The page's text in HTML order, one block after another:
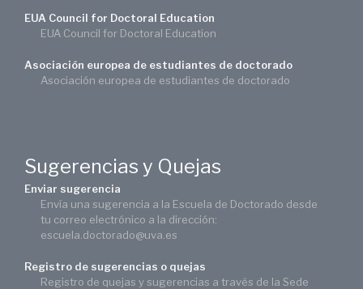
EUA Council for Doctoral Education
EUA Council for Doctoral Education
Asociación europea de estudiantes de doctorado
Asociación europea de estudiantes de doctorado
Sugerencias y Quejas
Enviar sugerencia
Envía una sugerencia a la Escuela de Doctorado desde
tu correo electrónico a la dirección:
escuela.doctorado@uva.es
Registro de sugerencias o quejas
Registro de quejas y sugerencias a través de la Sede